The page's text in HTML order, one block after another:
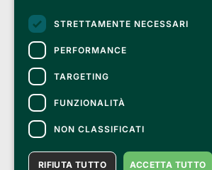
Bemils Srl
Via Fosse Ardeatine, 4 -20092
PI 05589050961
© 2010-2025 Bemils Srl - Tutti i
STRETTAMENTE NECESSARI
PERFORMANCE
TARGETING
FUNZIONALITÀ
NON CLASSIFICATI
ACCETTA TUTTO
RIFIUTA TUTTO